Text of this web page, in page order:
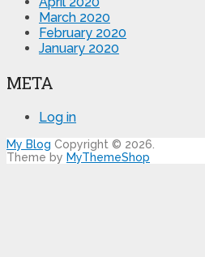
March 2020
February 2020
January 2020
META
Log in
My Blog Copyright © 2026.
Theme by MyThemeShop